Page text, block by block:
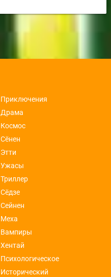
Приключения
Драма
Космос
Сёнен
Этти
Ужасы
Триллер
Сёдзе
Сейнен
Меха
Вампиры
Хентай
Психологическое
Исторический